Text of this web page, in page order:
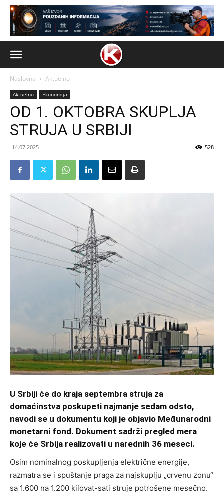
Naslovna Aktuelno
Aktuelno Ekonomija
OD 1. OKTOBRA SKUPLJA
STRUJA U SRBIJI
14.07.2025 528
U Srbiji će do kraja septembra struja za
domaćinstva poskupeti najmanje sedam odsto,
navodi se u dokumentu koji je objavio Međunarodni
monetarni fond. Dokument sadrži pregled mera
koje će Srbija realizovati u narednih 36 meseci.
Osim nominalnog poskupljenja električne energije,
razmatra se i spuštanje praga za najskuplju „crvenu zonu“
sa 1.600 na 1.200 kilovat-sati struje potrošene mesečno.